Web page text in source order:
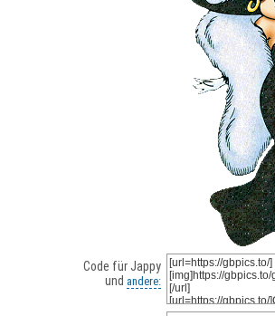
Code für Jappy
und andere: